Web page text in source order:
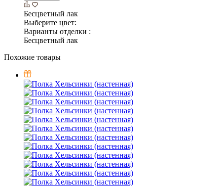
Бесцветный лак
Выберите цвет:
Варианты отделки :
Бесцветный лак
Похожие товары